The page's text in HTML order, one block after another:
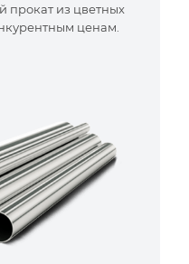
прокат из цветных
ценам.